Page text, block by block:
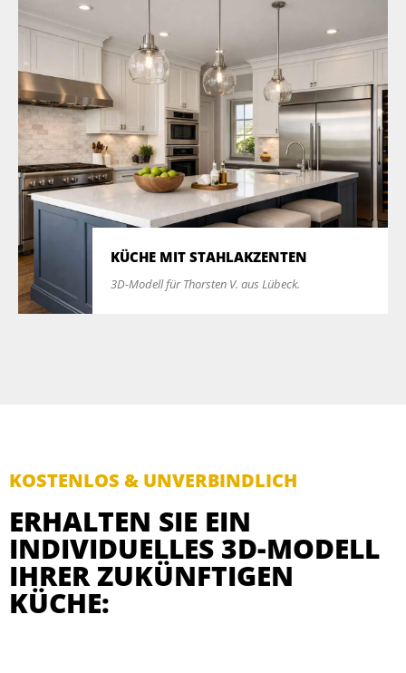
KÜCHE MIT STAHLAKZENTEN
3D-Modell für Thorsten V. aus Lübeck.
KOSTENLOS & UNVERBINDLICH
ERHALTEN SIE EIN
INDIVIDUELLES 3D-MODELL
IHRER ZUKÜNFTIGEN
KÜCHE: